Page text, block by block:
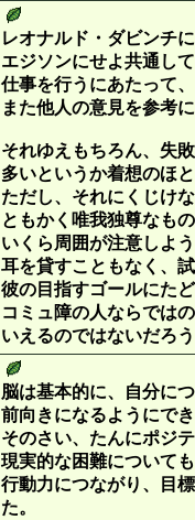
レオナルド・ダビンチ
エジソンにせよ共通し
仕事を行うにあたって
また他人の意見を参考
それゆえもちろん、失
多いというか着想のほ
ただし、それにくじけ
ともかく唯我独尊なも
いくら周囲が注意しよ
耳を貸すこともなく、
彼の目指すゴールにた
コミュ障の人ならでは
いえるのではないだろ
脳は基本的に、自分に
前向きになるようにで
そのさい、たんにポジ
現実的な困難について
行動力につながり、目
た。